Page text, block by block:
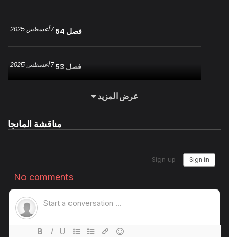
فصل 54 7 أغسطس 2025
فصل 53 7 أغسطس 2025
فصل 50
7 أغسطس 2025
عرض المزيد
مناقشة المانجا